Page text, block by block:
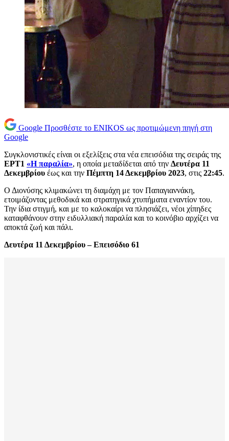
Google Προσθέστε το ENIKOS ως προτιμώμενη πηγή στη
Google
Συγκλονιστικές είναι οι εξελίξεις στα νέα επεισόδια της σειράς της
ΕΡΤ1 «Η παραλία», η οποία μεταδίδεται από την Δευτέρα 11
Δεκεμβρίου έως και την Πέμπτη 14 Δεκεμβρίου 2023, στις 22:45.
Ο Διονύσης κλιμακώνει τη διαμάχη με τον Παπαγιαννάκη,
ετοιμάζοντας μεθοδικά και στρατηγικά χτυπήματα εναντίον του.
Την ίδια στιγμή, και με το καλοκαίρι να πλησιάζει, νέοι χίπηδες
καταφθάνουν στην ειδυλλιακή παραλία και το κοινόβιο αρχίζει να
αποκτά ζωή και πάλι.
Δευτέρα 11 Δεκεμβρίου – Επεισόδιο 61